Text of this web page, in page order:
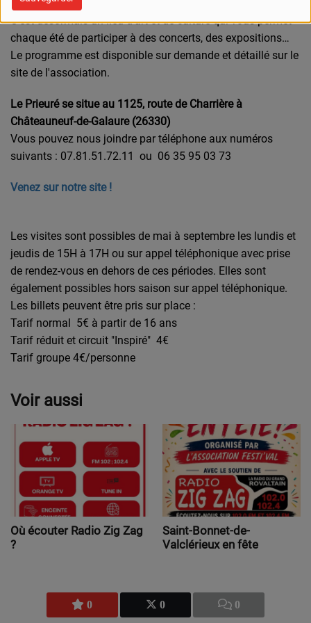
0 0 0
C’est désormais un lieu d'art et de culture qui vous permet
chaque été de participer à des concerts, des expositions…
Le programme est disponible sur demande et détaillé sur le
site de l'association.
Le Prieuré se situe au 1125, route de Charrière à
Châteauneuf-de-Galaure (26330)
Vous pouvez nous joindre par téléphone aux numéros
suivants : 07.81.51.72.11 ou 06 35 95 03 73
Venez sur notre site !
Les visites sont possibles de mai à septembre les lundis et
jeudis de 15H à 17H ou sur appel téléphonique avec prise
de rendez-vous en dehors de ces périodes. Elles sont
également possibles hors saison sur appel téléphonique.
Les billets peuvent être pris sur place :
Tarif normal 5€ à partir de 16 ans
Tarif réduit et circuit "Inspiré" 4€
Tarif groupe 4€/personne
Voir aussi
Où écouter Radio Zig Zag
?
Saint-Bonnet-de-
Valclérieux en fête